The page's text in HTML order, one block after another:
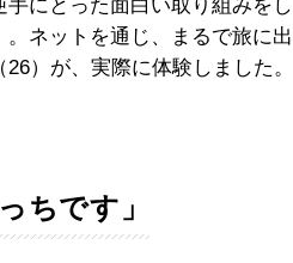
にとった面白い取り組みをし
ネットを通じ、まるで旅に出
）が、実際に体験しました。
ちです」